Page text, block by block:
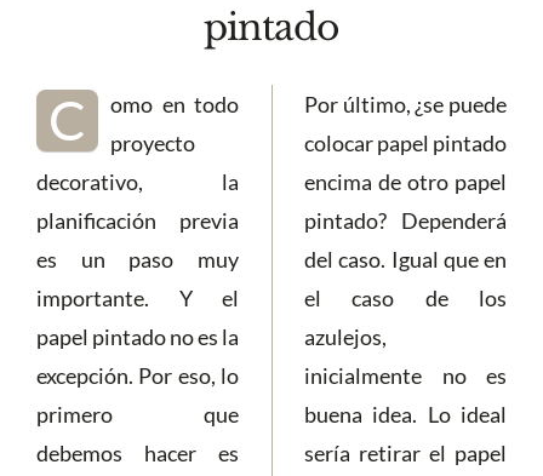
pintado
C
omo en todo
proyecto
decorativo, la
planificación previa
es un paso muy
importante. Y el
papel pintado no es la
excepción. Por eso, lo
primero que
debemos hacer es
Por último, ¿se puede
colocar papel pintado
encima de otro papel
pintado? Dependerá
del caso. Igual que en
el caso de los
azulejos,
inicialmente no es
buena idea. Lo ideal
sería retirar el papel